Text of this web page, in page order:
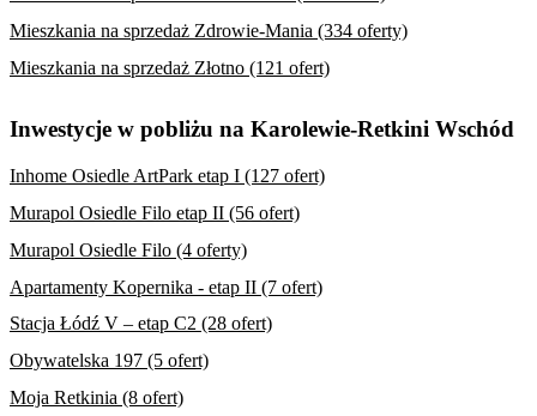
Mieszkania na sprzedaż Zdrowie-Mania (334 oferty)
Mieszkania na sprzedaż Złotno (121 ofert)
Inwestycje w pobliżu na Karolewie-Retkini Wschód
Inhome Osiedle ArtPark etap I (127 ofert)
Murapol Osiedle Filo etap II (56 ofert)
Murapol Osiedle Filo (4 oferty)
Apartamenty Kopernika - etap II (7 ofert)
Stacja Łódź V – etap C2 (28 ofert)
Obywatelska 197 (5 ofert)
Moja Retkinia (8 ofert)